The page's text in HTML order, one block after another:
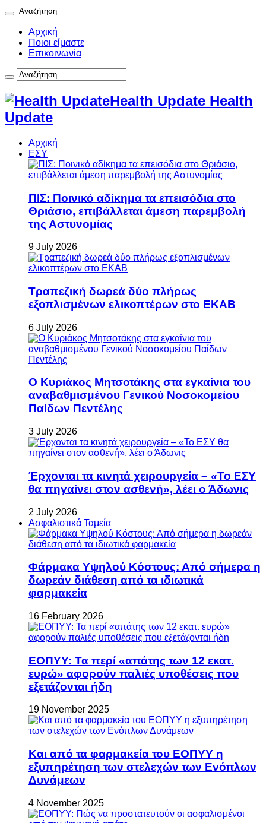
Αρχική
Ποιοι είμαστε
Επικοινωνία
Health Update Health
Update
Αρχική
ΕΣΥ
ΠΙΣ: Ποινικό αδίκημα τα επεισόδια στο
Θριάσιο, επιβάλλεται άμεση παρεμβολή
της Αστυνομίας
9 July 2026
Τραπεζική δωρεά δύο πλήρως
εξοπλισμένων ελικοπτέρων στο ΕΚΑΒ
6 July 2026
Ο Κυριάκος Μητσοτάκης στα εγκαίνια του
αναβαθμισμένου Γενικού Νοσοκομείου
Παίδων Πεντέλης
3 July 2026
Έρχονται τα κινητά χειρουργεία – «Το ΕΣΥ
θα πηγαίνει στον ασθενή», λέει ο Άδωνις
2 July 2026
Ασφαλιστικά Ταμεία
Φάρμακα Υψηλού Κόστους: Από σήμερα η
δωρεάν διάθεση από τα ιδιωτικά
φαρμακεία
16 February 2026
ΕΟΠΥΥ: Τα περί «απάτης των 12 εκατ.
ευρώ» αφορούν παλιές υποθέσεις που
εξετάζονται ήδη
19 November 2025
Και από τα φαρμακεία του ΕΟΠΥΥ η
εξυπηρέτηση των στελεχών των Ενόπλων
Δυνάμεων
4 November 2025